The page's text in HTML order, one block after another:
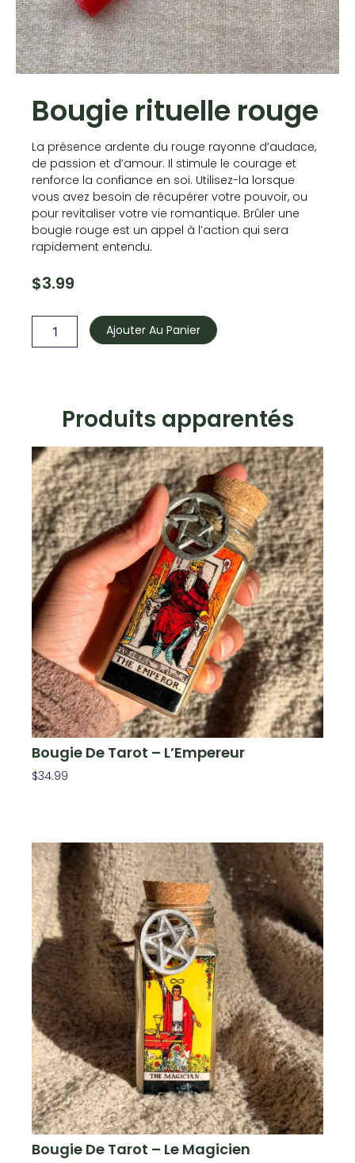
Bougie rituelle rouge
La présence ardente du rouge rayonne d’audace,
de passion et d’amour. Il stimule le courage et
renforce la confiance en soi. Utilisez-la lorsque
vous avez besoin de récupérer votre pouvoir, ou
pour revitaliser votre vie romantique. Brûler une
bougie rouge est un appel à l’action qui sera
rapidement entendu.
$3.99
de
Bougie
rituelle
Ajouter Au Panier
Produits apparentés
Bougie De Tarot – L’Empereur
$34.99
Bougie De Tarot – Le Magicien